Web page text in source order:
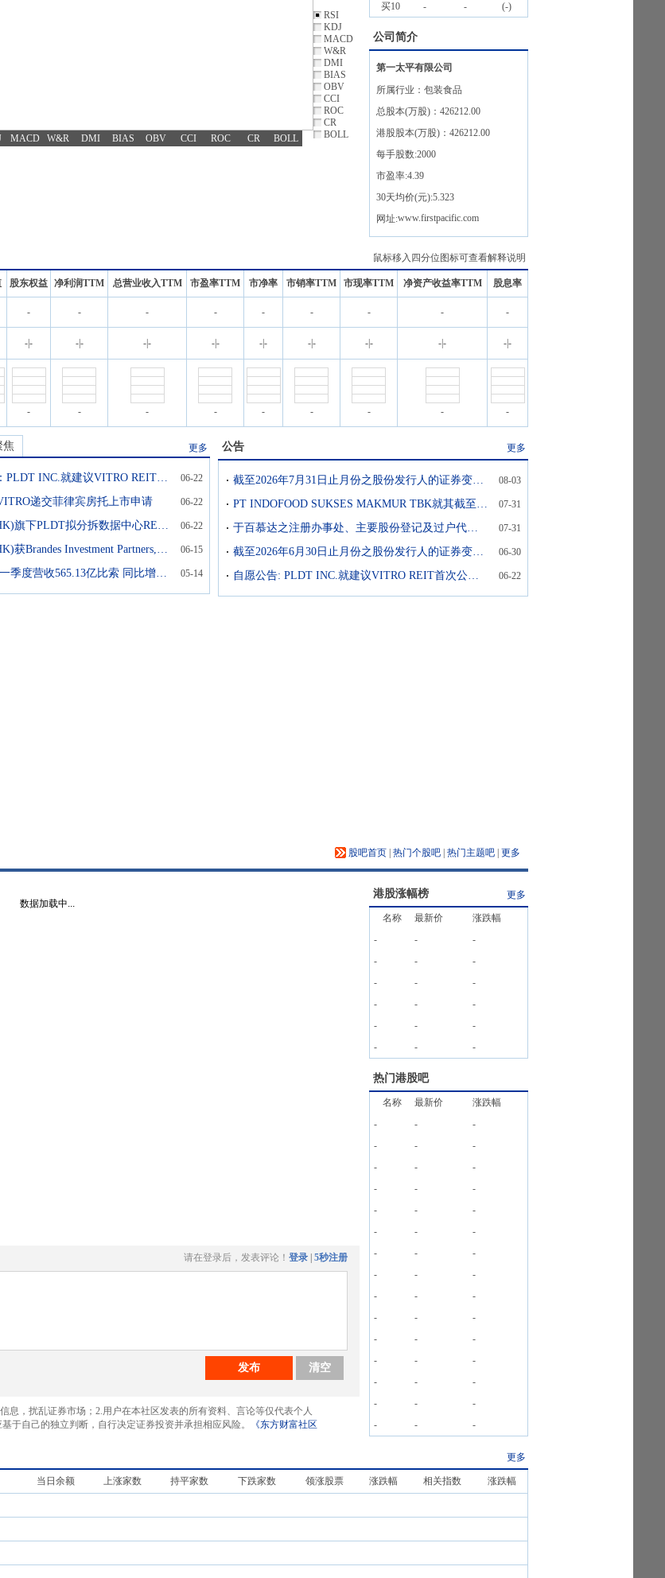
RSI
KDJ
MACD
W&R
DMI
BIAS
OBV
CCI
ROC
CR
BOLL
MACD W&R DMI BIAS OBV CCI ROC CR BOLL
买10
- - (-)
公司简介
第一太平有限公司
所属行业： 包装食品
总股本(万股)： 426212.00
港股股本(万股)： 426212.00
每手股数:2000
市盈率:4.39
30天均价(元):5.323
网址:www.firstpacific.com
鼠标移入四分位图标可查看解释说明
股东权益 净利润TTM 总营业收入TTM 市盈率TTM 市净率 市销率TTM 市现率TTM 净资产收益率TTM 股息率
- - - - - - - - -
-- -|- -- -|- -- -|- -|- -- --
- - - - - - - - -
焦 更多
第一太平(00142)：PLDT INC.就建议VITRO REIT首次公开发售提交注册声明 06-22
递交菲律宾房托上市申请 06-22
第一太平(00142.HK)旗下PLDT拟分拆数据中心REIT上市，VITRO REIT冲刺菲律宾首个数码基建房托IPO，最高募资31亿港元 06-22
第一太平(00142.HK)获Brandes Investment Partners, L.P.增持176.01万股 06-15
第一太平：PLDT一季度营收565.13亿比索 同比增长2.24% 05-14
公告 更多
截至2026年7月31日止月份之股份发行人的证券变动月报表 08-03
PT INDOFOOD SUKSES MAKMUR TBK就其截至2026年6月30日止6个月之未经审核综合财务业绩发表公告 07-31
于百慕达之注册办事处、主要股份登记及过户代理更改地址 07-31
截至2026年6月30日止月份之股份发行人的证券变动月报表 06-30
自愿公告: PLDT INC.就建议VITRO REIT首次公开发售提交注册声明 06-22
股吧首页 热门个股吧 热门主题吧 更多
请在登录后，发表评论！ 登录 5秒注册
发布 清空
息，扰乱证券市场；2.用户在本社区发表的所有资料、言论等仅代表个人
于自己的独立判断，自行决定证券投资并承担相应风险。
《东方财富社区
港股涨幅榜 更多
名称 最新价
涨跌幅
-
-
-
-
-
-
-
-
-
-
-
-
-
-
-
-
- -
热门港股吧
名称 最新价
涨跌幅
-
-
-
-
-
-
-
-
-
-
-
-
-
-
-
-
-
-
-
-
-
-
-
-
-
-
-
-
-
-
-
-
-
-
-
-
-
-
-
-
-
-
-
- -
更多
当日余额 上涨家数 持平家数 下跌家数 领涨股票 涨跌幅 相关指数 涨跌幅